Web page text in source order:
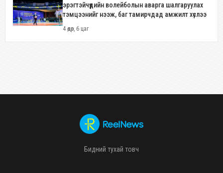
эрэгтэйчүүдийн волейболын аварга шалгаруулах
тэмцээнийг нээж, баг тамирчдад амжилт хүслээ
4 өдөр, 6 цаг
Бидний тухай товч